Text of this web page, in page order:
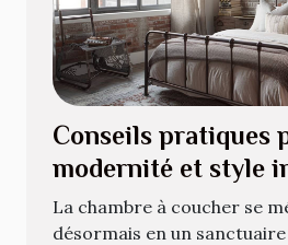
Conseils pratiques
modernité et style
dans votre chambre
La chambre à coucher se
désormais en un